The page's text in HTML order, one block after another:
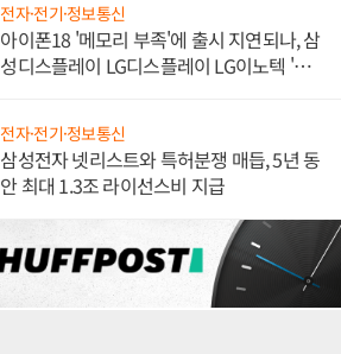
전자·전기·정보통신
아이폰18 '메모리 부족'에 출시 지연되나, 삼
성디스플레이 LG디스플레이 LG이노텍 '탈
전자·전기·정보통신
삼성전자 넷리스트와 특허분쟁 매듭, 5년 동
안 최대 1.3조 라이선스비 지급